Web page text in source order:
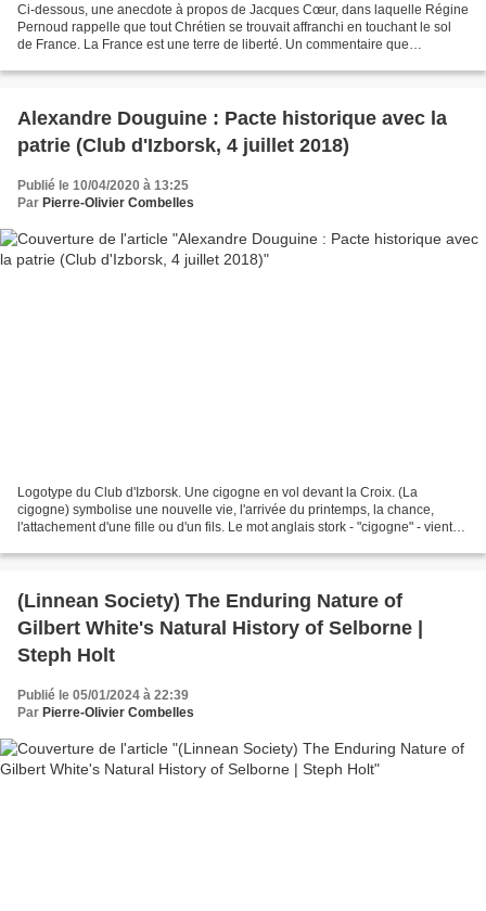
Ci-dessous, une anecdote à propos de Jacques Cœur, dans laquelle Régine
Pernoud rappelle que tout Chrétien se trouvait affranchi en touchant le sol
de France. La France est une terre de liberté. Un commentaire que
Alexandre Douguine : Pacte historique avec la
patrie (Club d'Izborsk, 4 juillet 2018)
Publié le 10/04/2020 à 13:25
Par Pierre-Olivier Combelles
Logotype du Club d'Izborsk. Une cigogne en vol devant la Croix. (La
cigogne) symbolise une nouvelle vie, l'arrivée du printemps, la chance,
l'attachement d'une fille ou d'un fils. Le mot anglais stork - "cigogne" - vient
(Linnean Society) The Enduring Nature of
Gilbert White's Natural History of Selborne |
Steph Holt
Publié le 05/01/2024 à 22:39
Par Pierre-Olivier Combelles